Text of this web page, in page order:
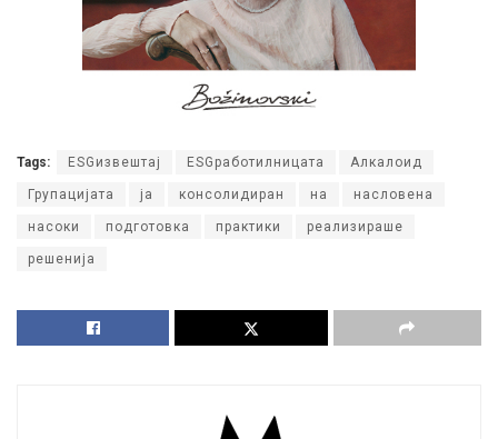
Tags: ESGизвештај ESGработилницата Алкалоид
Групацијата ја консолидиран на насловена
насоки подготовка практики реализираше
решенија